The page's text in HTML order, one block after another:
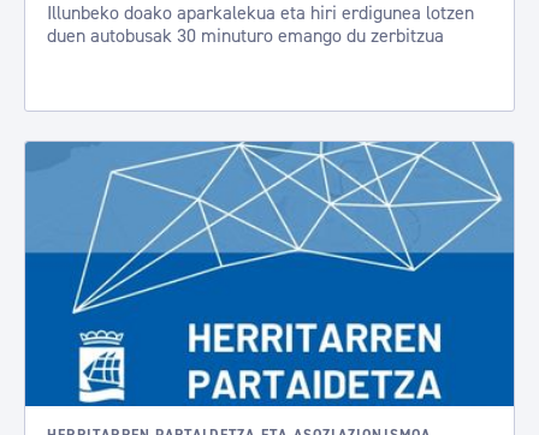
Illunbeko doako aparkalekua eta hiri erdigunea lotzen
duen autobusak 30 minuturo emango du zerbitzua